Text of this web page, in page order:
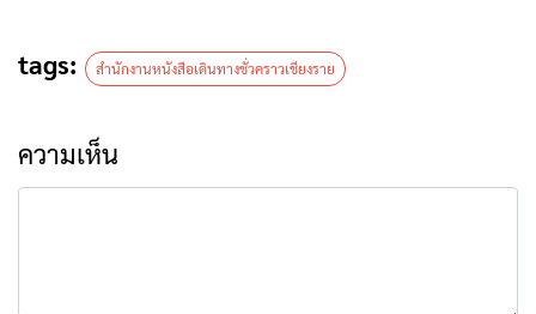
tags: สำนักงานหนังสือเดินทางชั่วคราวเชียงราย
ความเห็น